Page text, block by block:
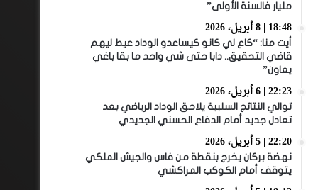
مليار فالسنة الأولى”
18:48 | 8 أبريل، 2026
أيت منا: “كاع لي كانو كيساعدو الوداد عيط ليهم
قاضي التحقيق.. دابا حتى شي واحد ما بقا باغي
يعاون”
22:23 | 6 أبريل، 2026
توالي النتائج السلبية يلاحق الوداد الرياضي بعد
تعادل جديد أمام الدفاع الحسني الجديدي
22:20 | 5 أبريل، 2026
نهضة بركان يخرج بنقطة من فاس والجيش الملكي
يتوقف أمام الكوكب المراكشي